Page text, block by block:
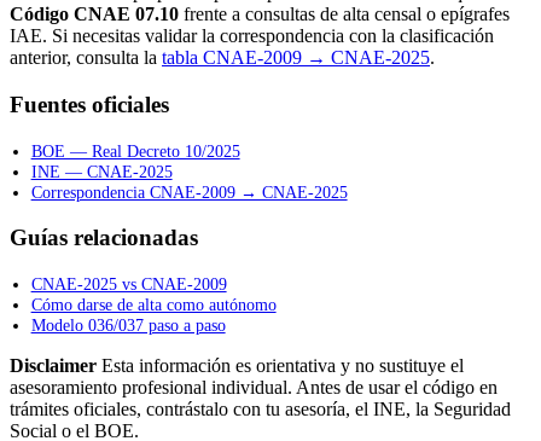
Código CNAE 07.10 frente a consultas de alta censal o epígrafes
IAE. Si necesitas validar la correspondencia con la clasificación
anterior, consulta la tabla CNAE-2009 → CNAE-2025.
Fuentes oficiales
BOE — Real Decreto 10/2025
INE — CNAE-2025
Correspondencia CNAE-2009 → CNAE-2025
Guías relacionadas
CNAE-2025 vs CNAE-2009
Cómo darse de alta como autónomo
Modelo 036/037 paso a paso
Disclaimer Esta información es orientativa y no sustituye el
asesoramiento profesional individual. Antes de usar el código en
trámites oficiales, contrástalo con tu asesoría, el INE, la Seguridad
Social o el BOE.